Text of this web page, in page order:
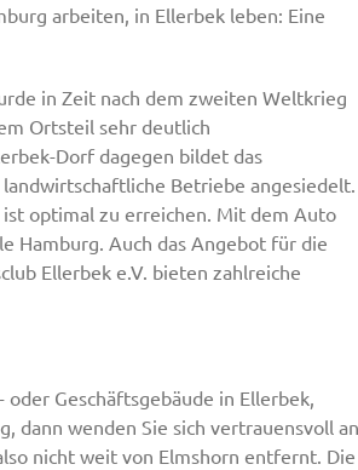
arbeiten, in Ellerbek leben: Eine
in Zeit nach dem zweiten Weltkrieg
Ortsteil sehr deutlich
Dorf dagegen bildet das
Betriebe angesiedelt.
optimal zu erreichen. Mit dem Auto
Hamburg. Auch das Angebot für die
Ellerbek e.V. bieten zahlreiche
Geschäftsgebäude in Ellerbek,
dann wenden Sie sich vertrauensvoll an
nicht weit von Elmshorn entfernt. Die